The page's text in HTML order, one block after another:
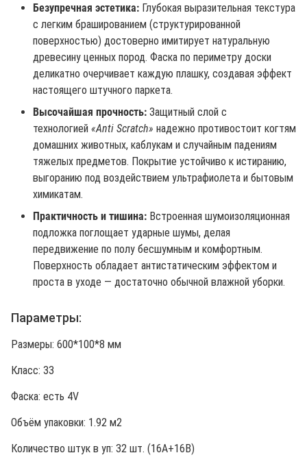
Безупречная эстетика: Глубокая выразительная текстура
с легким брашированием (структурированной
поверхностью) достоверно имитирует натуральную
древесину ценных пород. Фаска по периметру доски
деликатно очерчивает каждую плашку, создавая эффект
настоящего штучного паркета.
Высочайшая прочность: Защитный слой с
технологией «Anti Scratch» надежно противостоит когтям
домашних животных, каблукам и случайным падениям
тяжелых предметов. Покрытие устойчиво к истиранию,
выгоранию под воздействием ультрафиолета и бытовым
химикатам.
Практичность и тишина: Встроенная шумоизоляционная
подложка поглощает ударные шумы, делая
передвижение по полу бесшумным и комфортным.
Поверхность обладает антистатическим эффектом и
проста в уходе — достаточно обычной влажной уборки.
Параметры:
Размеры: 600*100*8 мм
Класс: 33
Фаска: есть 4V
Объём упаковки: 1.92 м2
Количество штук в уп: 32 шт. (16A+16B)